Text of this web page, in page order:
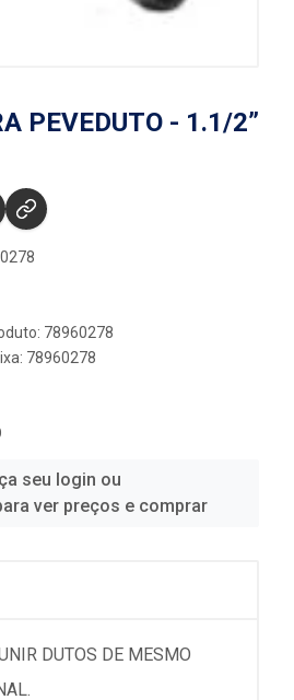
PEVEDUTO - 1.1/2”
78960278
78960278
seu login ou
ver preços e comprar
DUTOS DE MESMO